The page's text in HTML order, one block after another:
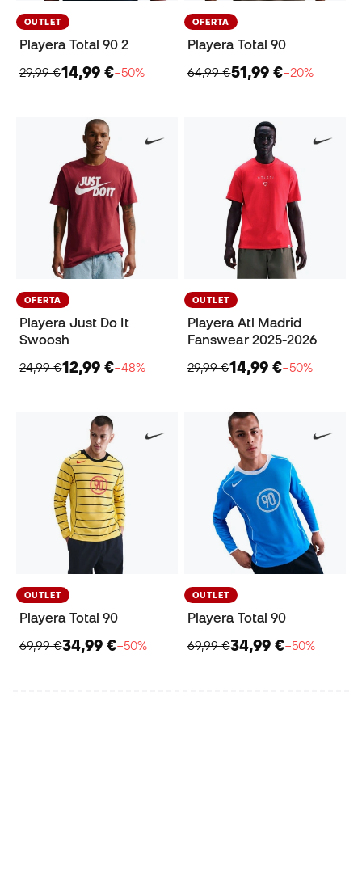
OUTLET
Playera Total 90 2
29,99 €14,99 €−50%
OFERTA
Playera Total 90
64,99 €51,99 €−20%
OFERTA
Playera Just Do It
Swoosh
24,99 €12,99 €−48%
OUTLET
Playera Atl Madrid
Fanswear 2025-2026
29,99 €14,99 €−50%
OUTLET
Playera Total 90
69,99 €34,99 €−50%
OUTLET
Playera Total 90
69,99 €34,99 €−50%